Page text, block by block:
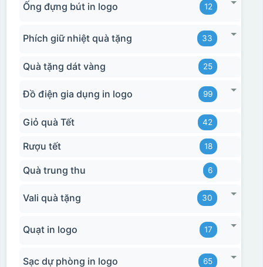
Ống đựng bút in logo 12
Phích giữ nhiệt quà tặng 33
Quà tặng dát vàng 25
Đồ điện gia dụng in logo 99
Giỏ quà Tết 42
Rượu tết 18
Quà trung thu 6
Vali quà tặng 30
Quạt in logo 17
Sạc dự phòng in logo 65